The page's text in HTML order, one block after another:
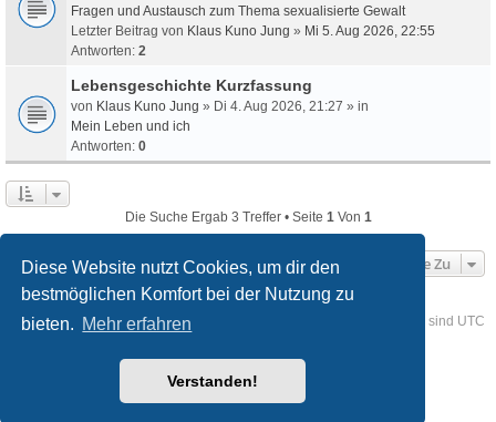
Diese Website nutzt Cookies, um dir den
bestmöglichen Komfort bei der Nutzung zu
bieten. Mehr erfahren
Verstanden!
Fragen und Austausch zum Thema sexualisierte Gewalt
Letzter Beitrag von Klaus Kuno Jung » Mi 5. Aug 2026, 22:55
Antworten: 2
Lebensgeschichte Kurzfassung
von Klaus Kuno Jung » Di 4. Aug 2026, 21:27 » in
Mein Leben und ich
Antworten: 0
Die Suche Ergab 3 Treffer • Seite 1 Von 1
Gehe Zu
Foren-Übersicht Kontakt Alle Zeiten sind UTC
® Forum Software © phpBB Limited
phpBB.de
created by INVENTEA & v12mike